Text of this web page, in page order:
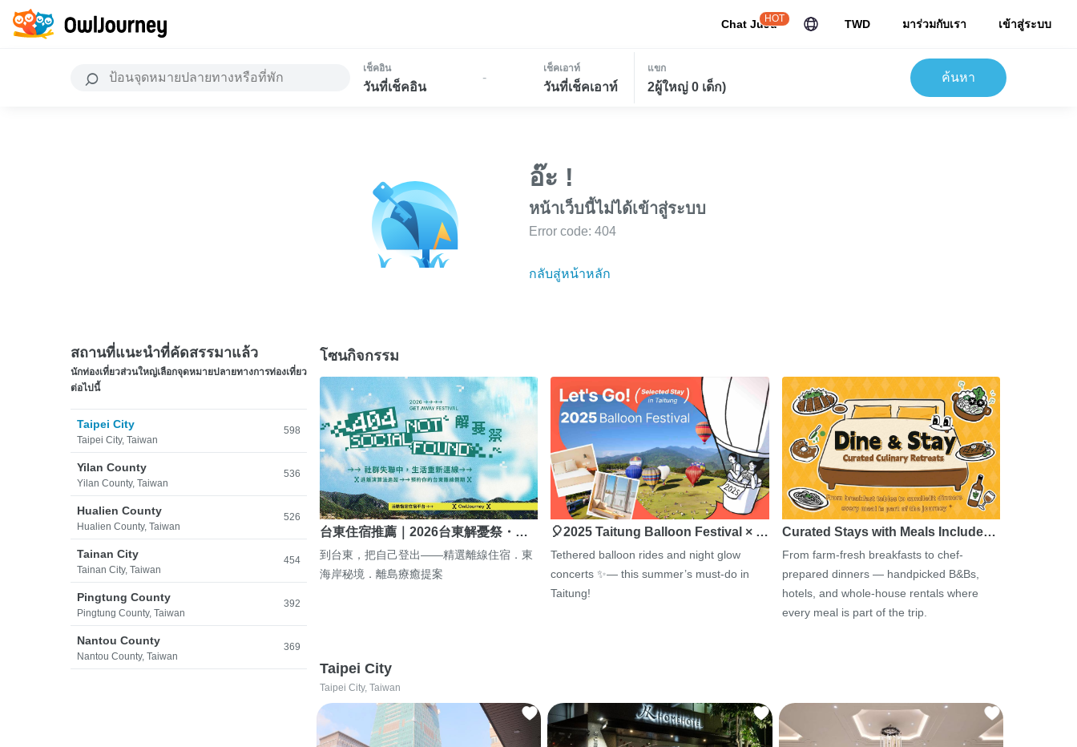
Chat JuJu
HOT TWD มาร่วมกับเรา เข้าสู่ระบบ
เช็คอิน
วันที่เช็คอิน
-
เช็คเอาท์
วันที่เช็คเอาท์
แขก
2ผู้ใหญ่ 0 เด็ก)
ค้นหา
อ๊ะ !
หน้าเว็บนี้ไม่ได้เข้าสู่ระบบ
Error code: 404
กลับสู่หน้าหลัก
สถานที่แนะนำที่คัดสรรมาแล้ว
นักท่องเที่ยวส่วนใหญ่เลือกจุดหมายปลายทางการท่องเที่ยว
ต่อไปนี้
Taipei City
Taipei City, Taiwan
598
Yilan County
Yilan County, Taiwan
536
Hualien County
Hualien County, Taiwan
526
Tainan City
Tainan City, Taiwan
454
Pingtung County
Pingtung County, Taiwan
392
Nantou County
Nantou County, Taiwan
369
โซนกิจกรรม
台東住宿推薦｜2026台東解憂祭・…
到台東，把自己登出——精選離線住宿．東
海岸秘境．離島療癒提案
🎈2025 Taitung Balloon Festival × …
Tethered balloon rides and night glow
concerts ✨— this summer’s must-do in
Taitung!
Curated Stays with Meals Include…
From farm-fresh breakfasts to chef-
prepared dinners — handpicked B&Bs,
hotels, and whole-house rentals where
every meal is part of the trip.
Taipei City
Taipei City, Taiwan